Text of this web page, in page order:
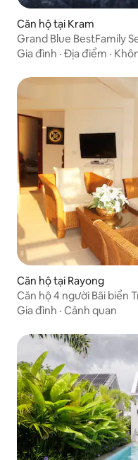
Căn hộ tại Kram
Grand Blue BestFamily
Gia đình · Địa điểm ·
Căn hộ tại Rayong
Căn hộ 4 người Bãi biển
Gia đình · Cảnh quan